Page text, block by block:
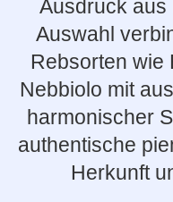
Ausdruck aus
Auswahl
Rebsorten wie
Nebbiolo mit
harmonischer
authentische
Herkunft